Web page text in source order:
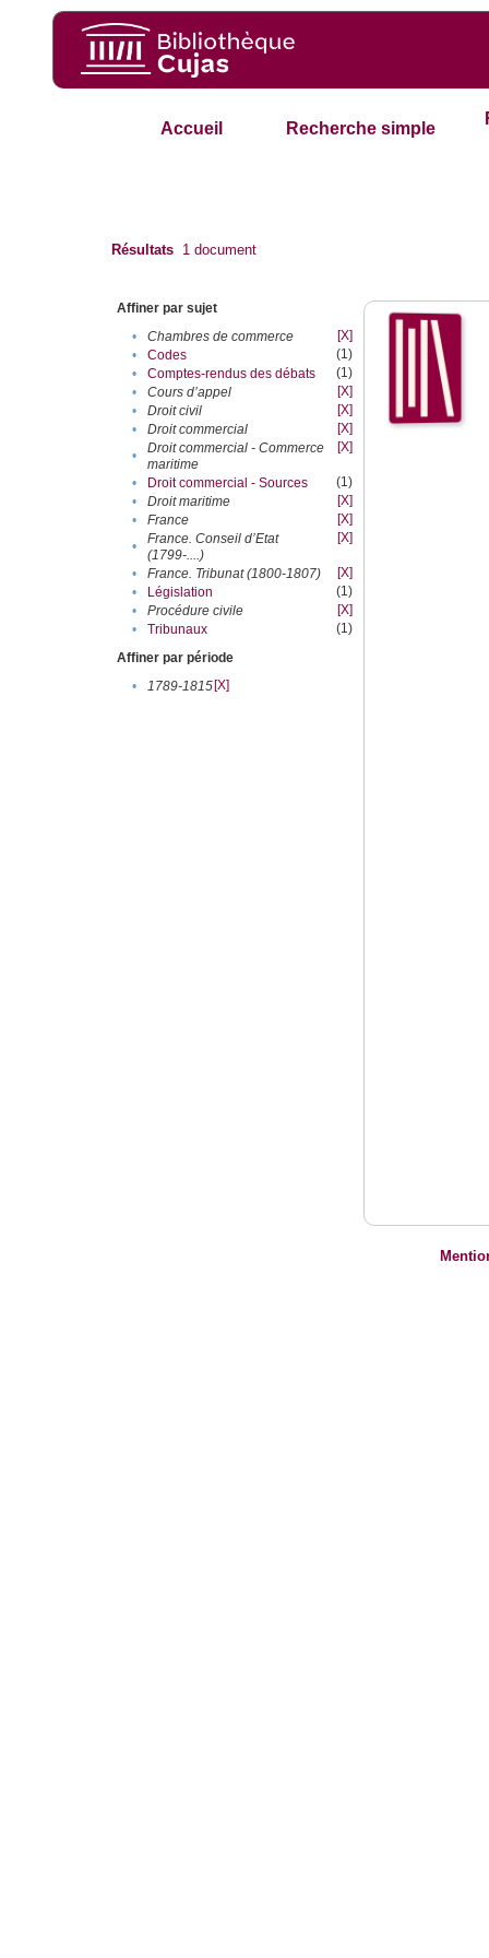
Accueil Recherche simple
Résultats 1 document
Affiner par sujet
•
Chambres de commerce
[X]
•
Codes
(1)
•
Comptes-rendus des débats
(1)
•
Cours d’appel
[X]
•
Droit civil
[X]
•
Droit commercial
[X]
•
Droit commercial - Commerce
maritime
[X]
• Droit commercial - Sources
(1)
•
Droit maritime
[X]
•
France
[X]
•
France. Conseil d’Etat
(1799-....)
[X]
• France. Tribunat (1800-1807)
[X]
•
Législation
(1)
•
Procédure civile
[X]
•
Tribunaux
(1)
Affiner par période
•
1789-1815[X]